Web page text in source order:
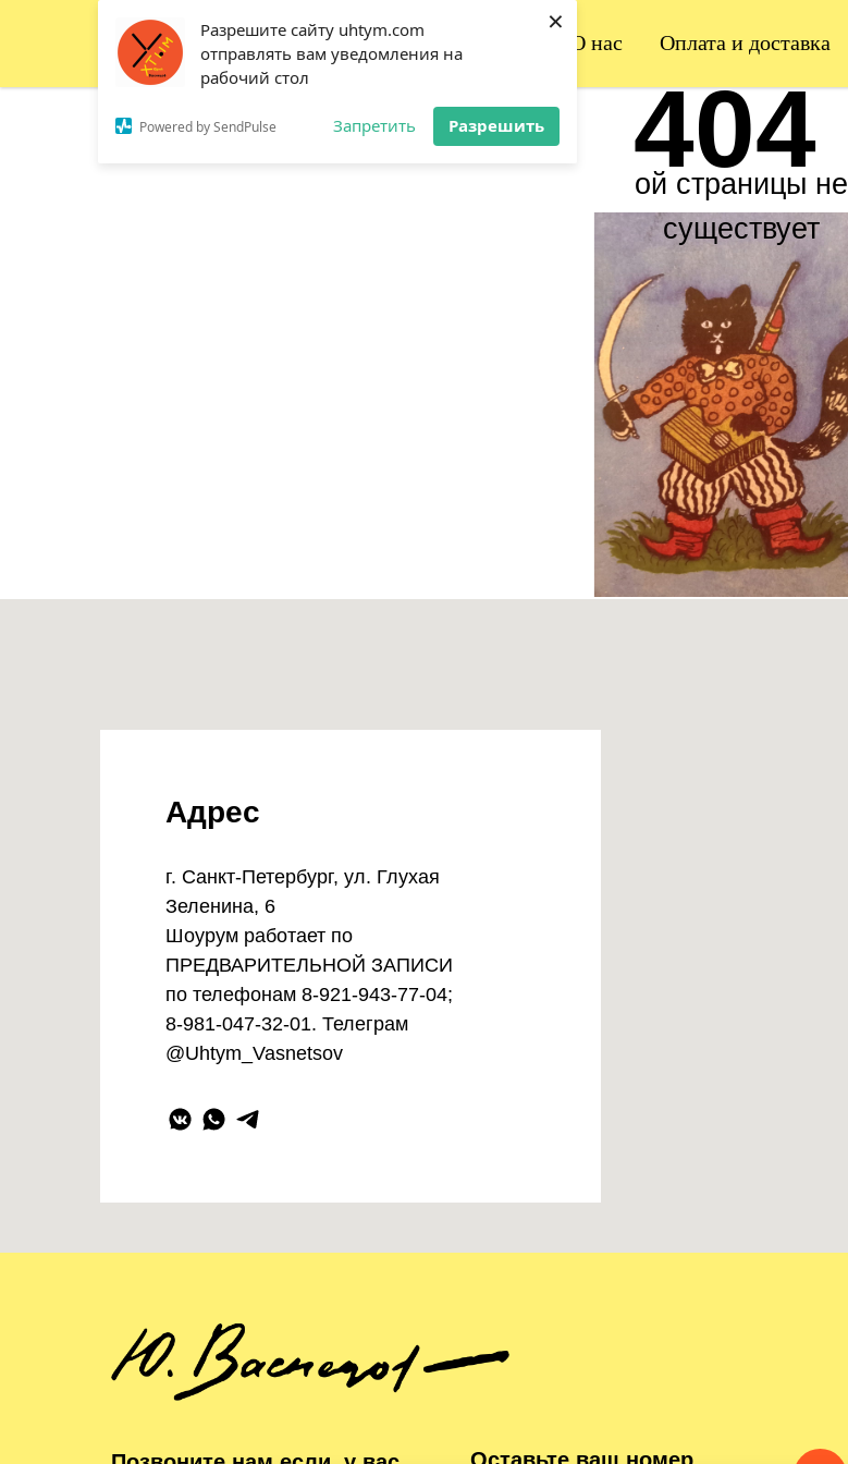
Разрешите сайту uhtym.com
отправлять вам уведомления на
рабочий стол
Powered by SendPulse Запретить Разрешить
×
О нас Оплата и доставка
404
ой страницы не
существует
Адрес
г. Санкт-Петербург, ул. Глухая
Зеленина, 6
Шоурум работает по
ПРЕДВАРИТЕЛЬНОЙ ЗАПИСИ
по телефонам 8-921-943-77-04;
8-981-047-32-01. Телеграм
@Uhtym_Vasnetsov